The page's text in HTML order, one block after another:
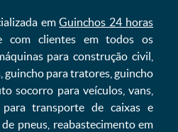
emGuinchos 24 horas
com clientes em todos os
para construção civil,
guincho para tratores, guincho
socorro para veículos, vans,
transporte de caixas e
pneus, reabastecimento em